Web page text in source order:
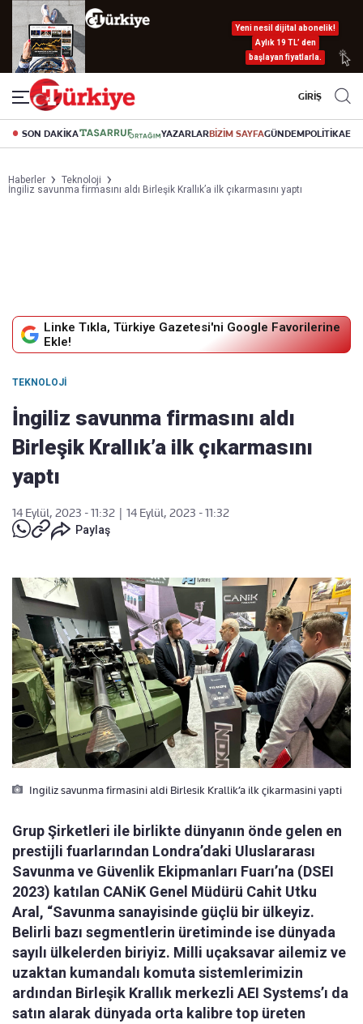
Yeni nesil dijital abonelik!
Aylık 19 TL’ den
başlayan fiyatlarla.
GİRİŞ
SON DAKİKA YAZARLARBİZİM SAYFAGÜNDEMPOLİTİKA
Haberler
Teknoloji
İngiliz savunma firmasını aldı Birleşik Krallık’a ilk çıkarmasını yaptı
Linke Tıkla, Türkiye Gazetesi'ni Google Favorilerine
Ekle!
TEKNOLOJI
İngiliz savunma firmasını aldı
Birleşik Krallık’a ilk çıkarmasını
yaptı
14 Eylül, 2023 - 11:32
14 Eylül, 2023 - 11:32
Paylaş
Ingiliz savunma firmasini aldi Birlesik Krallik’a ilk çikarmasini yapti
Grup Şirketleri ile birlikte dünyanın önde gelen en
prestijli fuarlarından Londra’daki Uluslararası
Savunma ve Güvenlik Ekipmanları Fuarı’na (DSEI
2023) katılan CANiK Genel Müdürü Cahit Utku
Aral, “Savunma sanayisinde güçlü bir ülkeyiz.
Belirli bazı segmentlerin üretiminde ise dünyada
sayılı ülkelerden biriyiz. Milli uçaksavar ailemiz ve
uzaktan kumandalı komuta sistemlerimizin
ardından Birleşik Krallık merkezli AEI Systems’ı da
satın alarak dünyada orta kalibre top üreten